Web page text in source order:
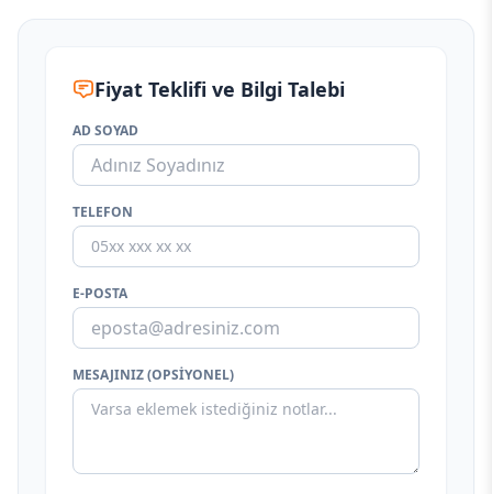
Fiyat Teklifi ve Bilgi Talebi
AD SOYAD
TELEFON
E-POSTA
MESAJINIZ (OPSIYONEL)